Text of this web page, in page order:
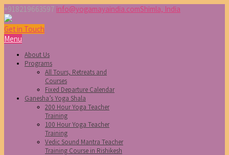
+918219663597 info@yogamayaindia.comShimla, India
Get in Touch
Menu
About Us
Programs
All Tours, Retreats and
Courses
Fixed Departure Calendar
Ganesha’s Yoga Shala
200 Hour Yoga Teacher
Training
100 Hour Yoga Teacher
Training
Vedic Sound Mantra Teacher
Training Course in Rishikesh